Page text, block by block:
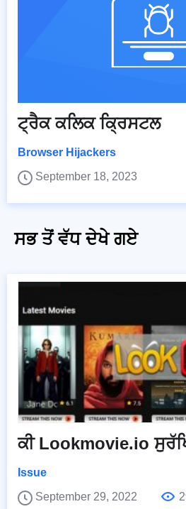
ਟ੍ਰੈਕ ਕਲਿਕ ਕ੍ਰਿਸਟਲ
Browser Hijackers
September 18, 2023
ਸਭ ਤੋਂ ਵੱਧ ਦੇਖੇ ਗਏ
ਕੀ Lookmovie.io
Issue
September 29, 2022